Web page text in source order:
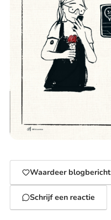
Waardeer blogbericht
Schrijf een reactie